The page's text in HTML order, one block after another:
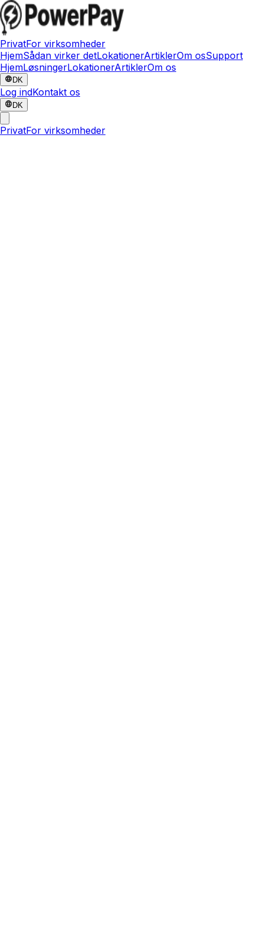
PrivatFor virksomheder
HjemSådan virker detLokationerArtiklerOm osSupport
HjemLøsningerLokationerArtiklerOm os
DK
Log indKontakt os
DK
PrivatFor virksomheder